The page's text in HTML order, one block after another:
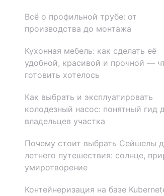
Всё о профильной трубе: от
производства до монтажа
Кухонная мебель: как сделать её
удобной, красивой и прочной —
готовить хотелось
Как выбрать и эксплуатировать
колодезный насос: понятный гид
владельцев участка
Почему стоит выбрать Сейшелы
летнего путешествия: солнце,
умиротворение
Контейнеризация на базе